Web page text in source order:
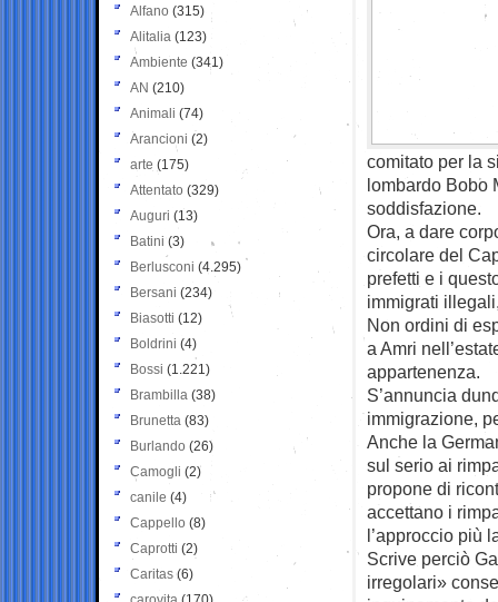
comitato per la
lombardo Bobo
soddisfazione.
Ora, a dare
circolare del
prefetti e i
immigrati
Non ordini di
a Amri
appartenenza.
S’annuncia
immigrazione,
Anche la
sul serio ai
propone di
accettano i
l’approccio più
Scrive perciò
irregolari»
Alfano (315)
Alitalia (123)
Ambiente (341)
AN (210)
Animali (74)
Arancioni (2)
arte (175)
Attentato (329)
Auguri (13)
Batini (3)
Berlusconi (4.295)
Bersani (234)
Biasotti (12)
Boldrini (4)
Bossi (1.221)
Brambilla (38)
Brunetta (83)
Burlando (26)
Camogli (2)
canile (4)
Cappello (8)
Caprotti (2)
Caritas (6)